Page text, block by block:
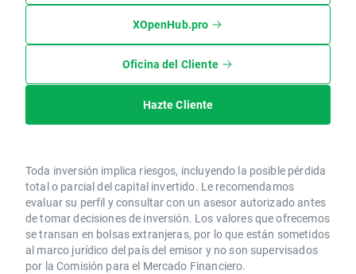
XOpenHub.pro
Oficina del Cliente
Hazte Cliente
Toda inversión implica riesgos, incluyendo la posible pérdida
total o parcial del capital invertido. Le recomendamos
evaluar su perfil y consultar con un asesor autorizado antes
de tomar decisiones de inversión. Los valores que ofrecemos
se transan en bolsas extranjeras, por lo que están sometidos
al marco jurídico del país del emisor y no son supervisados
por la Comisión para el Mercado Financiero.